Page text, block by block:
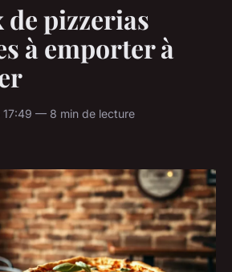
pizzerias
à emporter à
— 8 min de lecture